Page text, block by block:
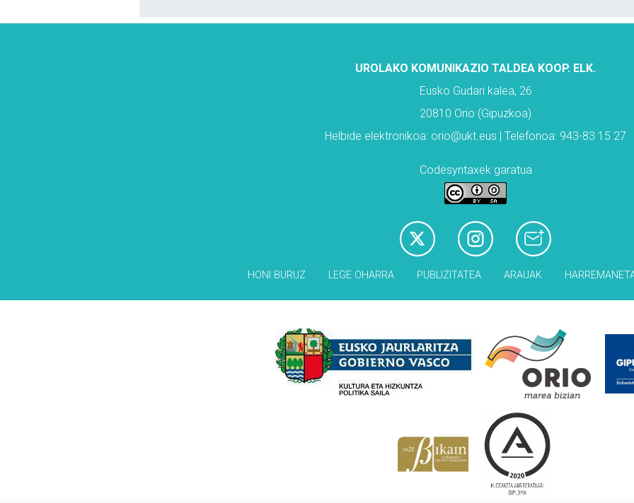
UROLAKO KOMUNIKAZIO TALDEA KOOP. ELK.
Eusko Gudari kalea, 26
20810 Orio (Gipuzkoa)
Helbide elektronikoa: orio@ukt.eus | Telefonoa: 943-83 15 27
Codesyntaxek garatua
HONI BURUZ LEGE OHARRA PUBLIZITATEA ARAUAK